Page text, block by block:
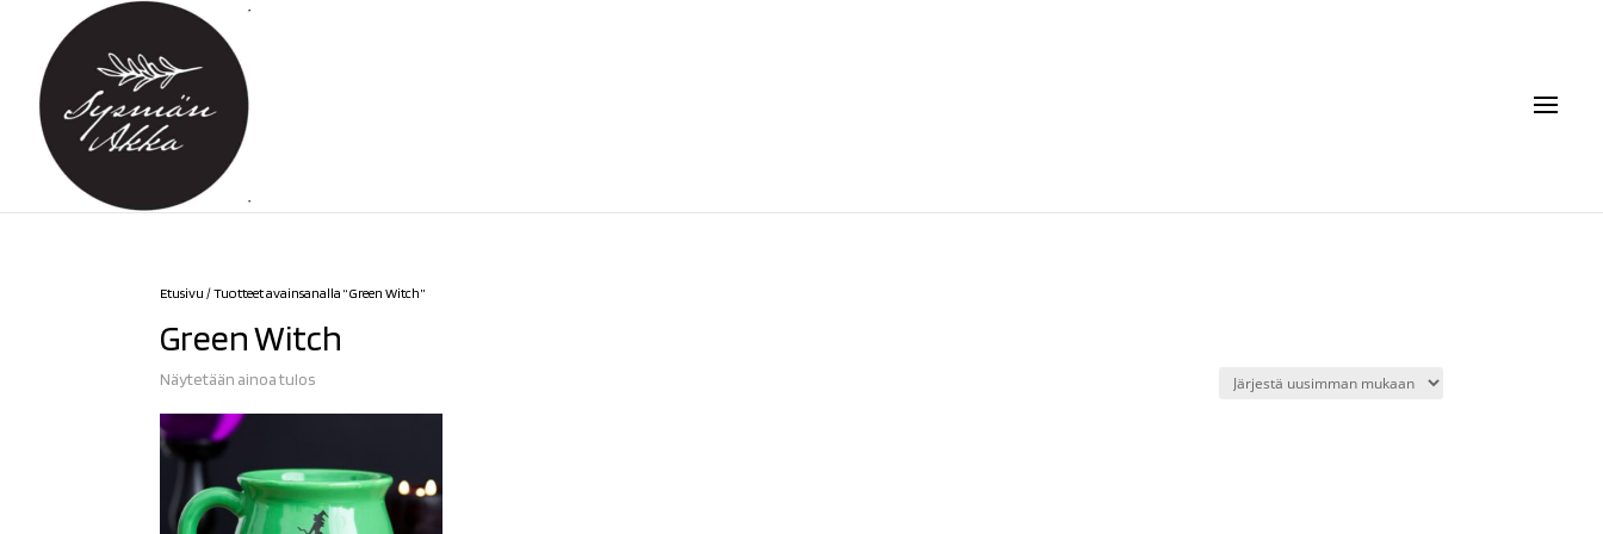
Etusivu / Tuotteet avainsanalla “Green Witch”
Green Witch
Näytetään ainoa tulos